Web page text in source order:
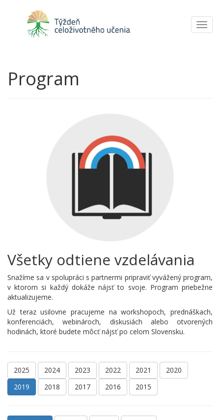
Program
Všetky odtiene vzdelávania
Snažíme sa v spolupráci s partnermi pripraviť vyvážený program,
v ktorom si každý dokáže nájsť to svoje. Program priebežne
aktualizujeme.
Už teraz usilovne pracujeme na workshopoch, prednáškach,
konferenciách, webinároch, diskusiách alebo otvorených
hodinách, ktoré budete môcť nájsť po celom Slovensku.
2025 2024 2023 2022 2021
2020
2019
2018 2017 2016 2015